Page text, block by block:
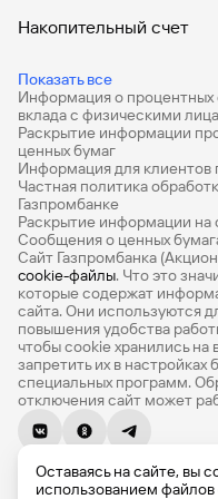
инвестиционный
индивидуальный
денежных средств -
«А», для счетов
инвестиционный
положительного
по операциям,
на доход (тип «Б», для
или комбинированный
3, для счетов открытых
на взнос (тип «А», тип
(тип «Б», тип 3)
налоговой службой
резидентам РФ в
Налогового Кодекса
«А», тип 3)
подтверждённого
НДФЛ по основной
статьей 210
вычета может меняться
Накопительный счет
Показать все
Дебетовые карты с
Все накопительные
Банковские вклады на
Вклады с высоким
Калькулятор вкладов
Виртуальные карты
Премиум
Private
РКО
ВЭД
Информация о процентных
вклада с физическими
Раскрытие информации
ценных бумаг
Информация для
Частная политика
Газпромбанке
Раскрытие информации
Сообщения о ценных
Сайт Газпромбанка
cookie-файлы. Что это
которые содержат
сайта. Они используются
повышения удобства
чтобы сookie хранились
запретить их в
специальных программ.
отключения сайт может
© 1990-2026, Банк ГПБ (АО)
России № 354
Оставаясь на сайте, вы
использованием